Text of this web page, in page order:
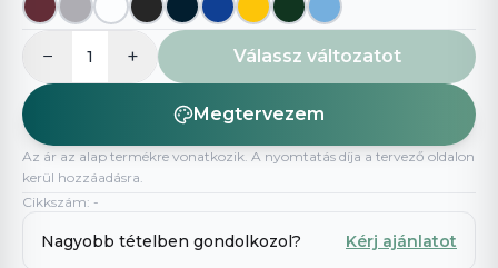
− 1 + Válassz változatot
Megtervezem
Az ár az alap termékre vonatkozik. A nyomtatás díja a tervező oldalon
kerül hozzáadásra.
Cikkszám: -
Nagyobb tételben gondolkozol? Kérj ajánlatot